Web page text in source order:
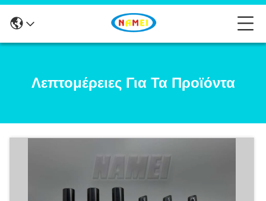
Λεπτομέρειες Για Τα Προϊόντα